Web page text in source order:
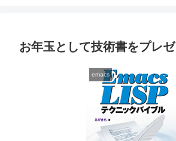
お年玉として技術書をプレゼ
emacs